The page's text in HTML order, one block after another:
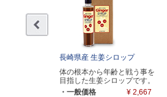
長崎県産 生姜シロップ
体の根本から年齢と戦う事を
目指した生姜シロップです。
・一般価格
¥ 2,667